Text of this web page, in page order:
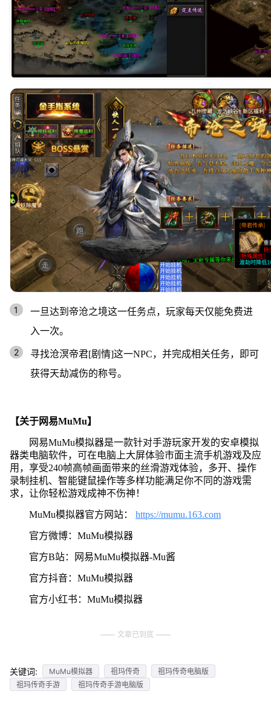
一旦达到帝沧之境这一任务点，玩家每天仅能免费进
入一次。
寻找沧溟帝君[剧情]这一NPC，并完成相关任务，即可
获得天劫减伤的称号。
【关于网易MuMu】
网易MuMu模拟器是一款针对手游玩家开发的安卓模拟
器类电脑软件，可在电脑上大屏体验市面主流手机游戏及应
用，享受240帧高帧画面带来的丝滑游戏体验，多开、操作
录制挂机、智能键鼠操作等多样功能满足你不同的游戏需
求，让你轻松游戏成神不伤神！
MuMu模拟器官方网站： https://mumu.163.com
官方微博：MuMu模拟器
官方B站：网易MuMu模拟器-Mu酱
官方抖音：MuMu模拟器
官方小红书：MuMu模拟器
文章已到底
关键词: MuMu模拟器 祖玛传奇
祖玛传奇电脑版
祖玛传奇手游
祖玛传奇手游电脑版